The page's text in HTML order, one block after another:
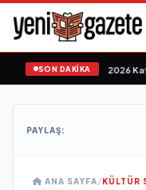
SON DAKİKA
24-30 Haziran 2026
PAYLAŞ:
ANA SAYFA/KÜLTÜR